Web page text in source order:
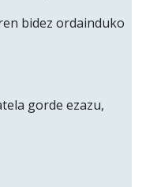
bidez ordainduko
gorde ezazu,